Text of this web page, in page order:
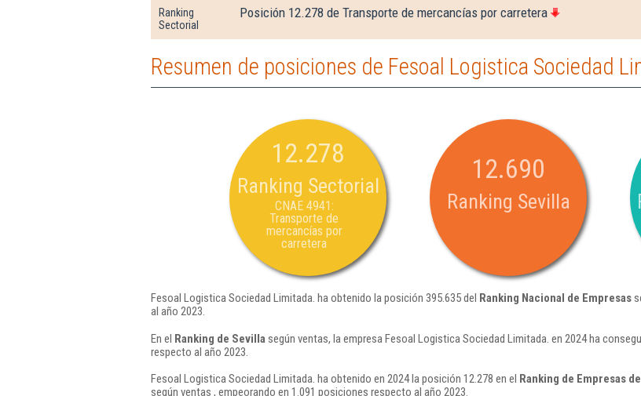
Ranking
Sectorial
Posición 12.278 de Transporte de mercancías por carretera
Resumen de posiciones de Fesoal Logistica Sociedad
12.278
Ranking Sectorial
CNAE 4941:
Transporte de
mercancías por
carretera
12.690
Ranking Sevilla
Fesoal Logistica Sociedad Limitada. ha obtenido la posición 395.635 del Ranking Nacional de Empresas
al año 2023.
En el Ranking de Sevilla según ventas, la empresa Fesoal Logistica Sociedad Limitada. en 2024 ha
respecto al año 2023.
Fesoal Logistica Sociedad Limitada. ha obtenido en 2024 la posición 12.278 en el Ranking de Empresas
según ventas , empeorando en 1.091 posiciones respecto al año 2023.